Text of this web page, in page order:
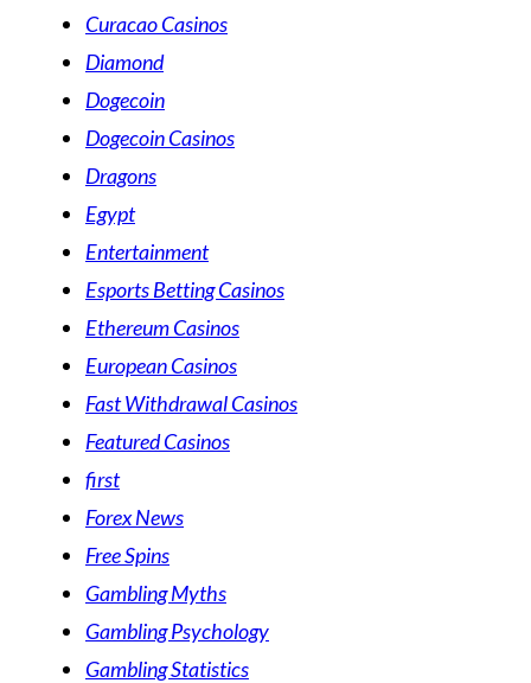
Curacao Casinos
Diamond
Dogecoin
Dogecoin Casinos
Dragons
Egypt
Entertainment
Esports Betting Casinos
Ethereum Casinos
European Casinos
Fast Withdrawal Casinos
Featured Casinos
first
Forex News
Free Spins
Gambling Myths
Gambling Psychology
Gambling Statistics